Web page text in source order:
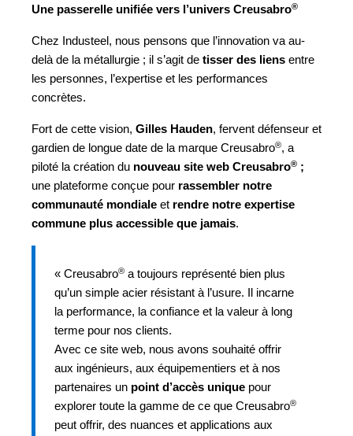
Une passerelle unifiée vers l’univers Creusabro®
Chez Industeel, nous pensons que l’innovation va au-
delà de la métallurgie ; il s’agit de tisser des liens entre
les personnes, l’expertise et les performances
concrètes.
Fort de cette vision, Gilles Hauden, fervent défenseur et
gardien de longue date de la marque Creusabro®, a
piloté la création du nouveau site web Creusabro® ;
une plateforme conçue pour rassembler notre
communauté mondiale et rendre notre expertise
commune plus accessible que jamais.
« Creusabro® a toujours représenté bien plus
qu’un simple acier résistant à l’usure. Il incarne
la performance, la confiance et la valeur à long
terme pour nos clients.
Avec ce site web, nous avons souhaité offrir
aux ingénieurs, aux équipementiers et à nos
partenaires un point d’accès unique pour
explorer toute la gamme de ce que Creusabro®
peut offrir, des nuances et applications aux